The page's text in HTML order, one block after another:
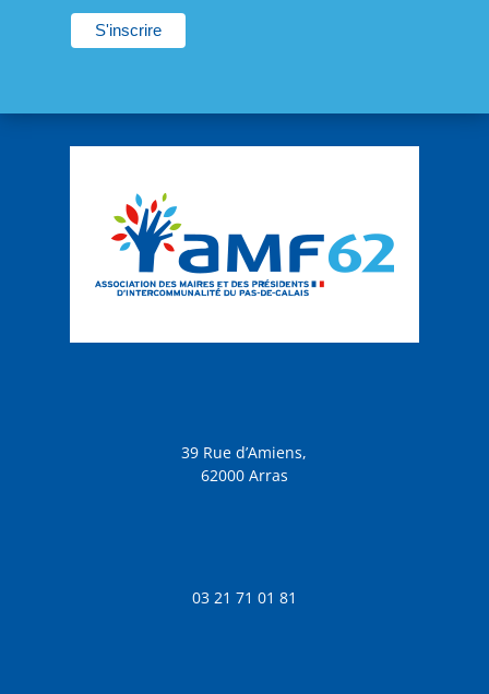
39 Rue d’Amiens,
62000 Arras
03 21 71 01 81